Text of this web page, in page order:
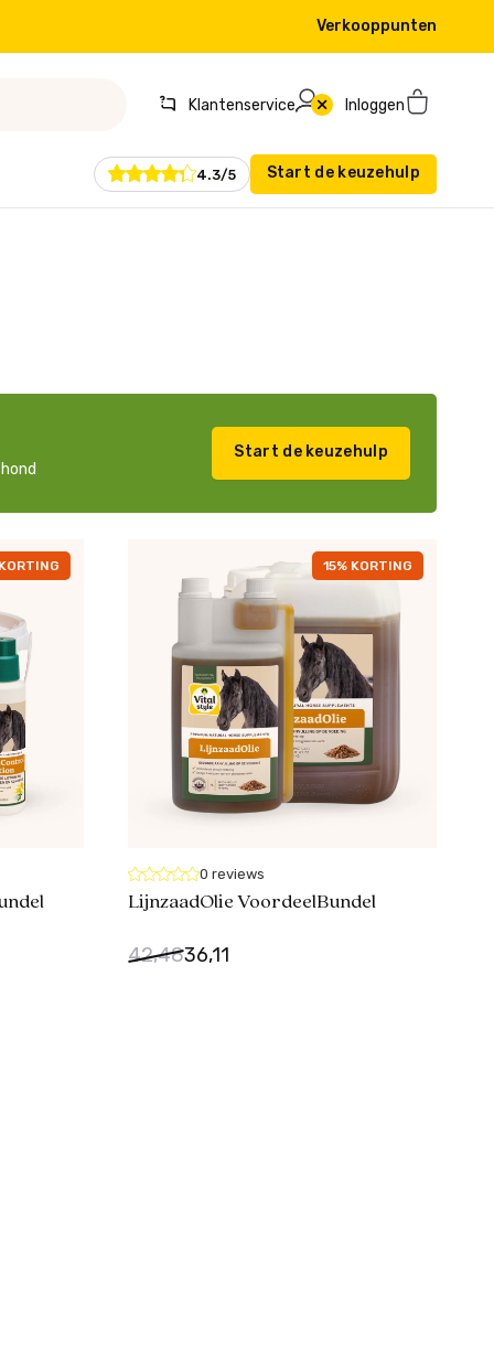
Verkooppunten
Klantenservice Inloggen
4.3/5 Start de keuzehulp
Start de keuzehulp
15% KORTING
0 reviews
LijnzaadOlie VoordeelBundel
42,4836,11